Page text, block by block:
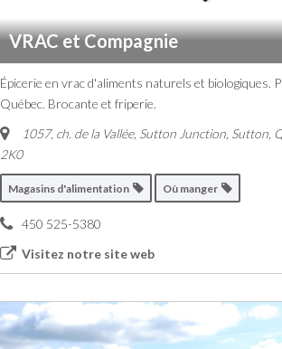
VRAC et Compagnie
Épicerie en vrac d'aliments naturels et biologiques.
Québec. Brocante et friperie.
1057, ch. de la Vallée, Sutton Junction Sutton,
2K0
Magasins d'alimentation Où manger
450 525-5380
Visitez notre site web